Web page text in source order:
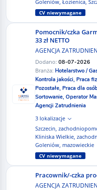
Goleniów, Łozienica,
CV niewymagane
Pomocnik/czka
33 zł NETTO
AGENCJA
Dodano: 08-07-2026
Branża: Hotelarstwo /
Kontrola jakości, Praca
Pozostałe, Praca dla
Sortowanie, Operator
Agencji Zatrudnienia
3 lokalizacje
Szczecin,
Kliniska Wielkie,
Goleniów, mazowieckie
CV niewymagane
Pracownik/-czka
AGENCJA